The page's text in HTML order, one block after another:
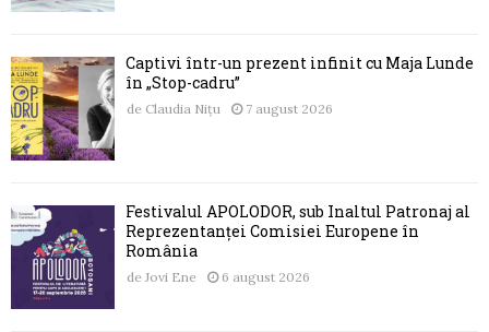
Captivi într-un prezent infinit cu Maja Lunde
în „Stop-cadru”
de Claudia Nițu 7 august 2026
Festivalul APOLODOR, sub Înaltul Patronaj al
Reprezentanței Comisiei Europene în
România
de Jovi Ene 6 august 2026